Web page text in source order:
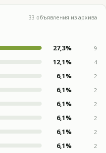
33 объявления из архива
27,3%
9
12,1%
4
6,1%
2
6,1%
2
6,1%
2
6,1%
2
6,1%
2
6,1% 2